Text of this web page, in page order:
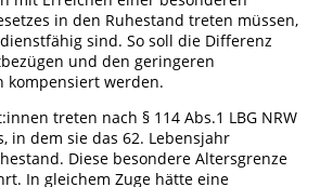
in den Ruhestand treten müssen,
sind. So soll die Differenz
und den geringeren
kompensiert werden.
treten nach § 114 Abs.1 LBG NRW
in dem sie das 62. Lebensjahr
Diese besondere Altersgrenze
In gleichem Zuge hätte eine